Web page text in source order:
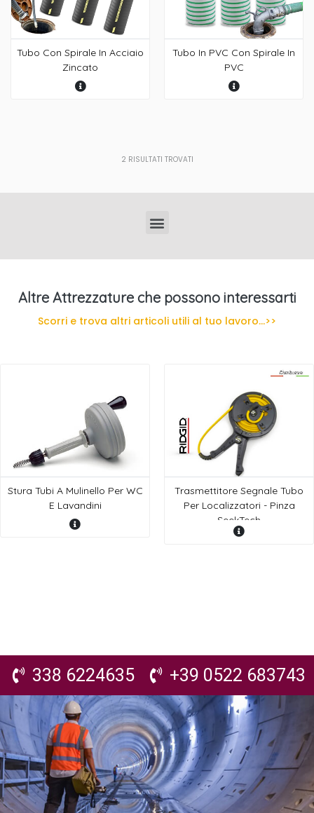
Tubo Con Spirale In Acciaio
Zincato
Tubo In PVC Con Spirale In
PVC
2 RISULTATI TROVATI
Altre Attrezzature che possono interessarti
Scorri e trova altri articoli utili al tuo lavoro...>>
Stura Tubi A Mulinello Per WC
E Lavandini
Trasmettitore Segnale Tubo
Per Localizzatori - Pinza
SeekTech
338 6224635 +39 0522 683743